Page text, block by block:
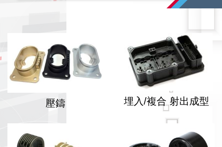
壓鑄 埋入/複合 射出成型